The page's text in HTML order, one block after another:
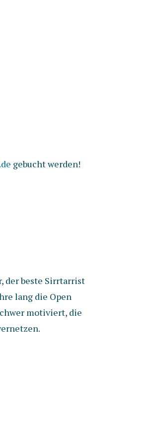
gebucht werden!
der beste Sirrtarrist
lang die Open
motiviert, die